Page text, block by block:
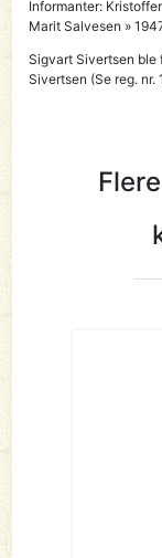
Informanter:
Marit Salvesen »
Sigvart Sivertsen
Sivertsen (Se reg. nr.